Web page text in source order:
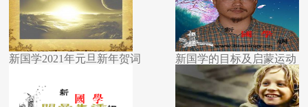
新国学2021年元旦新年贺词 新国学的目标及启蒙运动